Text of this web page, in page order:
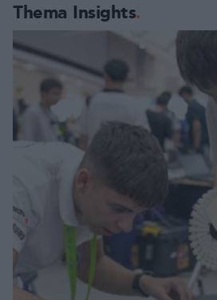
Thema Insights